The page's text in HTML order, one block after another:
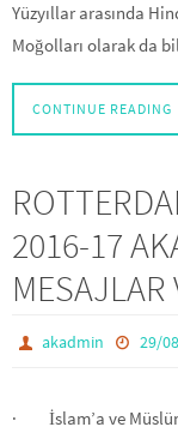
Yüzyıllar arasında
Moğolları olarak da
CONTINUE READING
2016-17
MESAJLAR
akadmin 29/
· İslam’a ve